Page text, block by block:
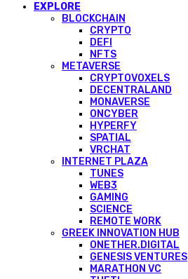
EXPLORE
BLOCKCHAIN
CRYPTO
DEFI
NFTS
METAVERSE
CRYPTOVOXELS
DECENTRALAND
MONAVERSE
ONCYBER
HYPERFY
SPATIAL
VRCHAT
INTERNET PLAZA
TUNES
WEB3
GAMING
SCIENCE
REMOTE WORK
GREEK INNOVATION HUB
ONETHER.DIGITAL
GENESIS VENTURES
MARATHON VC